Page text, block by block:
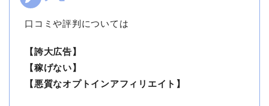
口コミや評判については
【誇大広告】
【稼げない】
【悪質なオプトインアフィリエイト】